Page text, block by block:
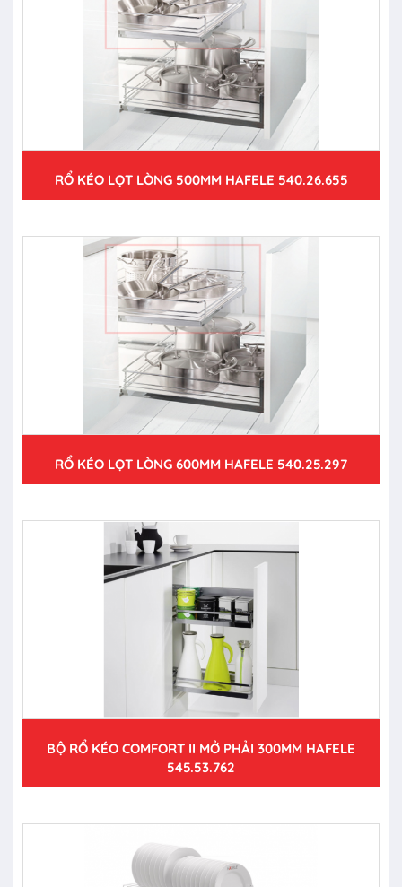
RỔ KÉO LỌT LÒNG 500MM HAFELE 540.26.655
RỔ KÉO LỌT LÒNG 600MM HAFELE 540.25.297
BỘ RỔ KÉO COMFORT II MỞ PHẢI 300MM HAFELE
545.53.762